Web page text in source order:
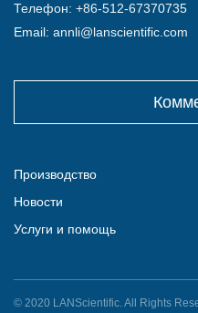
Телефон: +86-512-67370735
Email: annli@lanscientific.com
Производство
Новости
Услуги и помощь
© 2020 LANScientific. All Rights